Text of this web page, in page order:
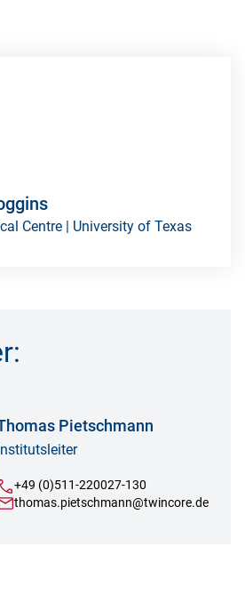
Centre | University of Texas
Pietschmann
+49 (0)511-220027-130
thomas.pietschmann@twincore.de